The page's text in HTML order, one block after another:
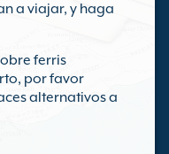
a viajar, y haga
ferris
por favor
alternativos a